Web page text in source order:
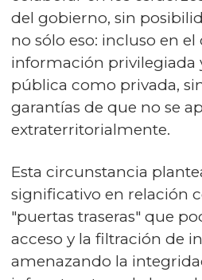
del gobierno, sin
no sólo eso: incluso en el
información privilegiada
pública como privada,
garantías de que no se
extraterritorialmente.
Esta circunstancia
significativo en relación
"puertas traseras" que
acceso y la filtración de
amenazando la